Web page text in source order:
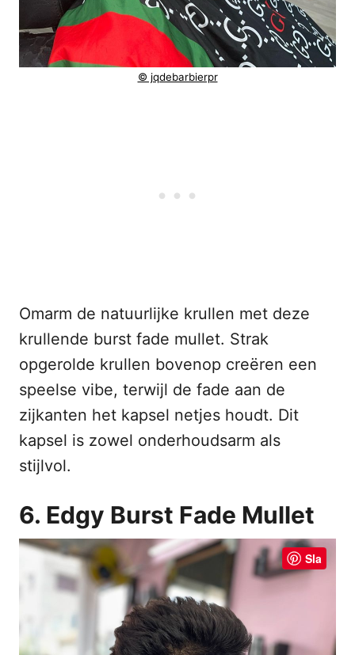
© jqdebarbierpr
Omarm de natuurlijke krullen met deze
krullende burst fade mullet. Strak
opgerolde krullen bovenop creëren een
speelse vibe, terwijl de fade aan de
zijkanten het kapsel netjes houdt. Dit
kapsel is zowel onderhoudsarm als
stijlvol.
6. Edgy Burst Fade Mullet
Sla